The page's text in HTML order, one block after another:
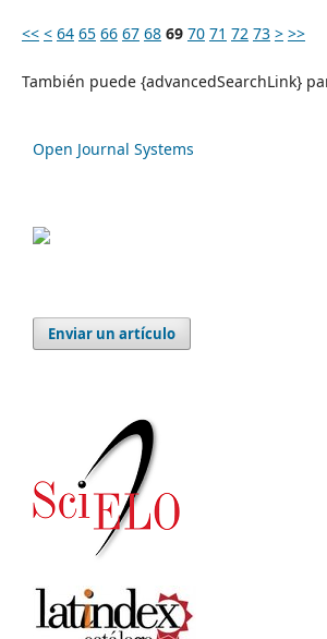
<< < 64 65 66 67 68 69 70 71 72 73 > >>
También puede {advancedSearchLink}
Open Journal Systems
Enviar un artículo